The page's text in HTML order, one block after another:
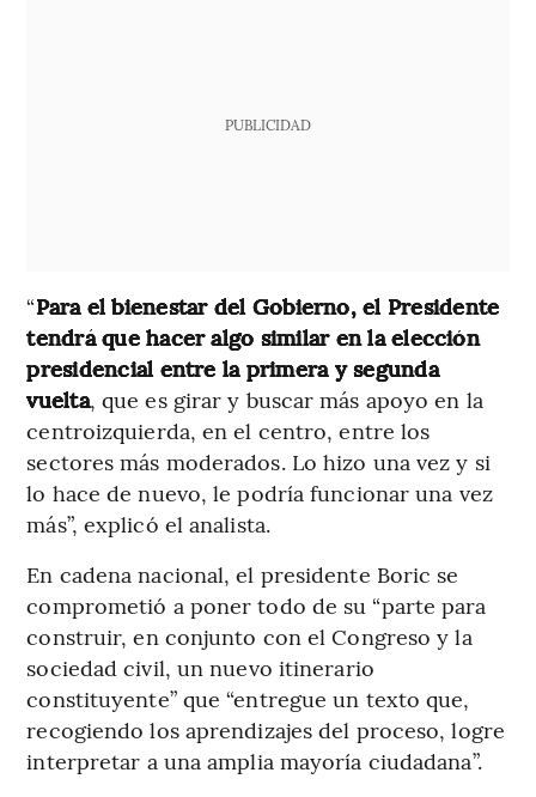
PUBLICIDAD
“Para el bienestar del Gobierno, el Presidente
tendrá que hacer algo similar en la elección
presidencial entre la primera y segunda
vuelta, que es girar y buscar más apoyo en la
centroizquierda, en el centro, entre los
sectores más moderados. Lo hizo una vez y si
lo hace de nuevo, le podría funcionar una vez
más”, explicó el analista.
En cadena nacional, el presidente Boric se
comprometió a poner todo de su “parte para
construir, en conjunto con el Congreso y la
sociedad civil, un nuevo itinerario
constituyente” que “entregue un texto que,
recogiendo los aprendizajes del proceso, logre
interpretar a una amplia mayoría ciudadana”.